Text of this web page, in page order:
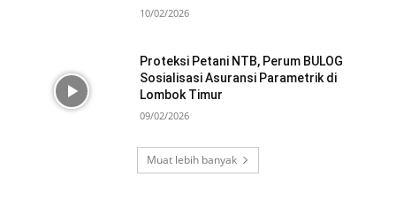
10/02/2026
Proteksi Petani NTB, Perum BULOG
Sosialisasi Asuransi Parametrik di
Lombok Timur
09/02/2026
Muat lebih banyak